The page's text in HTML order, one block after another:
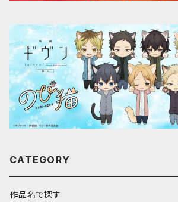
CATEGORY
作品名で探す